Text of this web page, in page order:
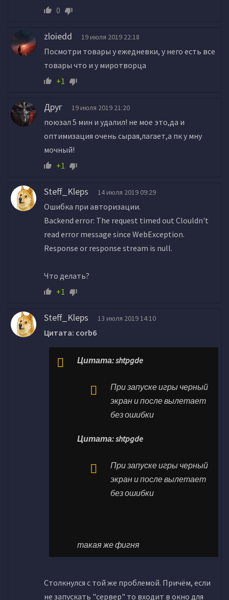
0
zloiedd 19 июля 2019 22:18
Посмотри товары у ежедневки, у него есть все
товары что и у миротворца
+1
Друг 19 июля 2019 21:20
поюзал 5 мин и удалил! не мое это,да и
оптимизация очень сырая,лагает,а пк у мну
мочный!
+1
Steff_Kleps 14 июля 2019 09:29
Ошибка при авторизации.
Backend error: The request timed out Clouldn't
read error message since WebException.
Response or response stream is null.
Что делать?
+1
Steff_Kleps 13 июля 2019 14:10
Цитата: corb6
Цитата: shtpgde
При запуске игры черный
экран и после вылетает
без ошибки
Цитата: shtpgde
При запуске игры черный
экран и после вылетает
без ошибки
такая же фигня
Столкнулся с той же проблемой. Причём, если
не запускать "сервер" то входит в окно для